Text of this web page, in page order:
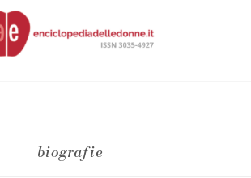
biografie